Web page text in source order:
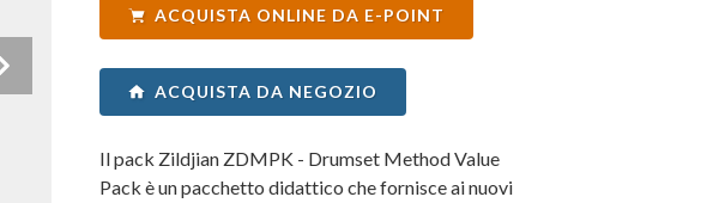
Next
ACQUISTA ONLINE DA E-POINT
ACQUISTA DA NEGOZIO
Il pack Zildjian ZDMPK - Drumset Method Value
Pack è un pacchetto didattico che fornisce ai nuovi